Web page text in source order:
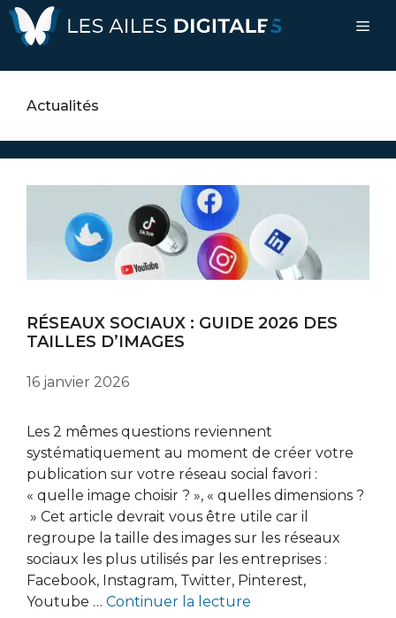
Aller
au
contenu
Actualités
RÉSEAUX SOCIAUX : GUIDE 2026 DES
TAILLES D’IMAGES
16 janvier 2026
Les 2 mêmes questions reviennent
systématiquement au moment de créer votre
publication sur votre réseau social favori :
« quelle image choisir ? », « quelles dimensions ?
» Cet article devrait vous être utile car il
regroupe la taille des images sur les réseaux
sociaux les plus utilisés par les entreprises :
Facebook, Instagram, Twitter, Pinterest,
Youtube … Continuer la lecture